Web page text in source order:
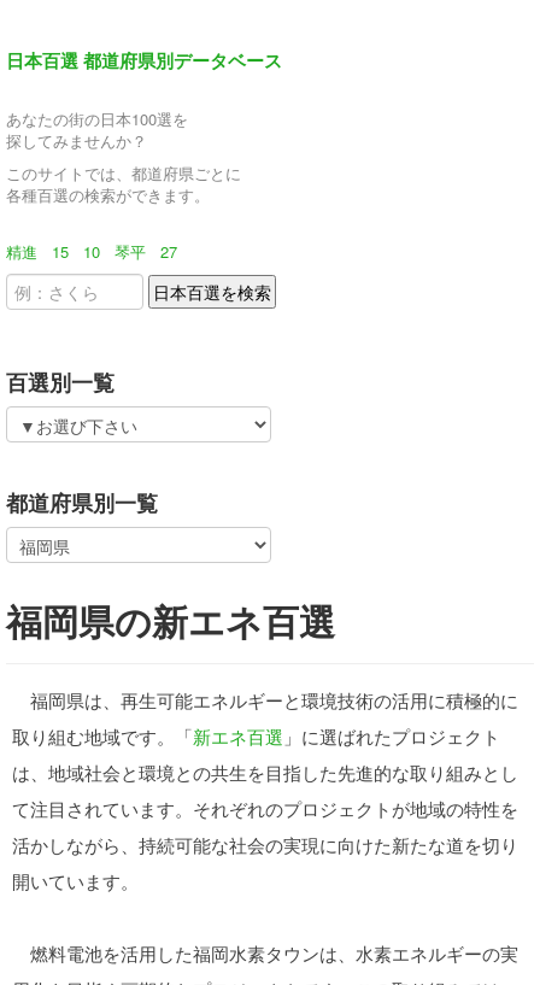
日本百選 都道府県別データベース
あなたの街の日本100選を
探してみませんか？
このサイトでは、都道府県ごとに
各種百選の検索ができます。
精進 15 10 琴平 27
百選別一覧
都道府県別一覧
福岡県の新エネ百選
福岡県は、再生可能エネルギーと環境技術の活用に積極的に
取り組む地域です。「新エネ百選 」に選ばれたプロジェクト
は、地域社会と環境との共生を目指した先進的な取り組みとし
て注目されています。それぞれのプロジェクトが地域の特性を
活かしながら、持続可能な社会の実現に向けた新たな道を切り
開いています。
燃料電池を活用した福岡水素タウンは、水素エネルギーの実